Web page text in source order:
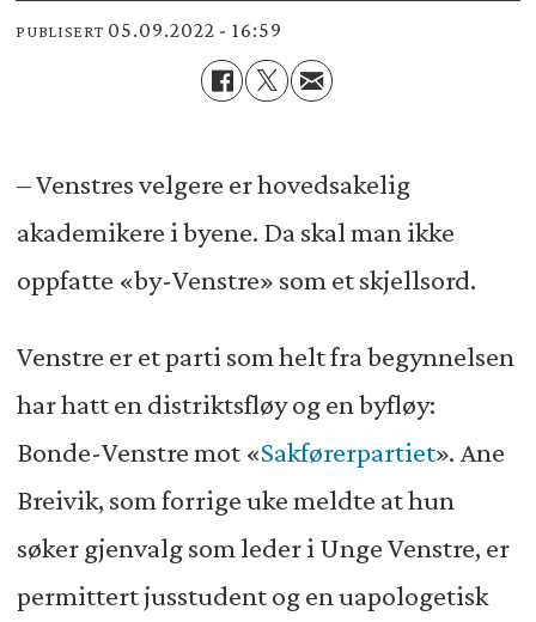
PUBLISERT 05.09.2022 - 16:59
– Venstres velgere er hovedsakelig
akademikere i byene. Da skal man ikke
oppfatte «by-Venstre» som et skjellsord.
Venstre er et parti som helt fra begynnelsen
har hatt en distriktsfløy og en byfløy:
Bonde-Venstre mot «Sakførerpartiet». Ane
Breivik, som forrige uke meldte at hun
søker gjenvalg som leder i Unge Venstre, er
permittert jusstudent og en uapologetisk